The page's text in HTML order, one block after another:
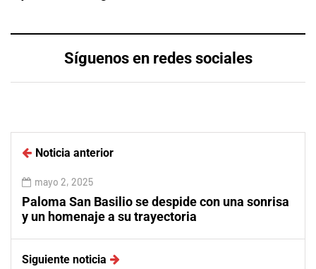
Síguenos en redes sociales
Noticia anterior
mayo 2, 2025
Paloma San Basilio se despide con una sonrisa
y un homenaje a su trayectoria
Siguiente noticia